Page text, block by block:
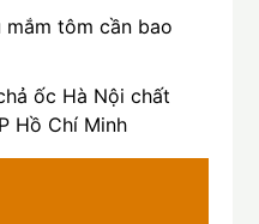
mắm tôm cần bao
ốc Hà Nội chất
Hồ Chí Minh